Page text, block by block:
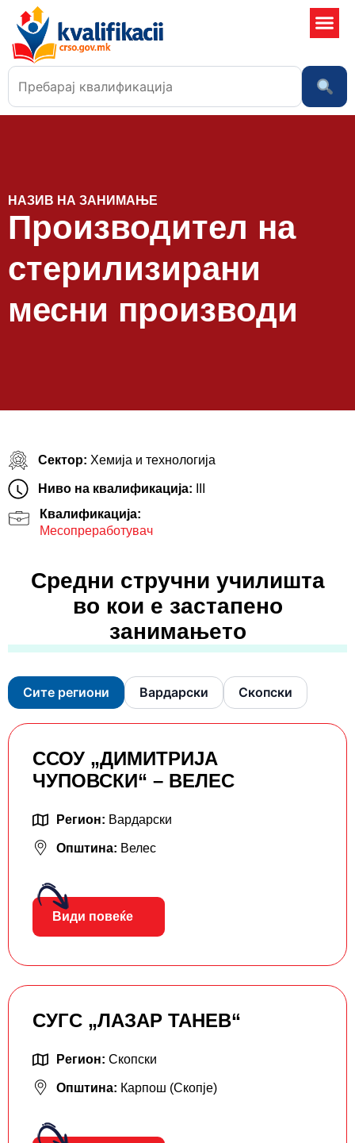
НАЗИВ НА ЗАНИМАЊЕ
Производител на
стерилизирани
месни производи
Сектор: Хемија и технологија
Ниво на квалификација:
Квалификација:
Месопреработувач
Средни стручни училишта
во кои е застапено
занимањето
Сите региони Вардарски Скопски
ССОУ „ДИМИТРИЈА
ЧУПОВСКИ“ – ВЕЛЕС
Регион: Вардарски
Општина: Велес
Види повеќе
СУГС „ЛАЗАР ТАНЕВ“
Регион: Скопски
Општина: Карпош (Скопје)